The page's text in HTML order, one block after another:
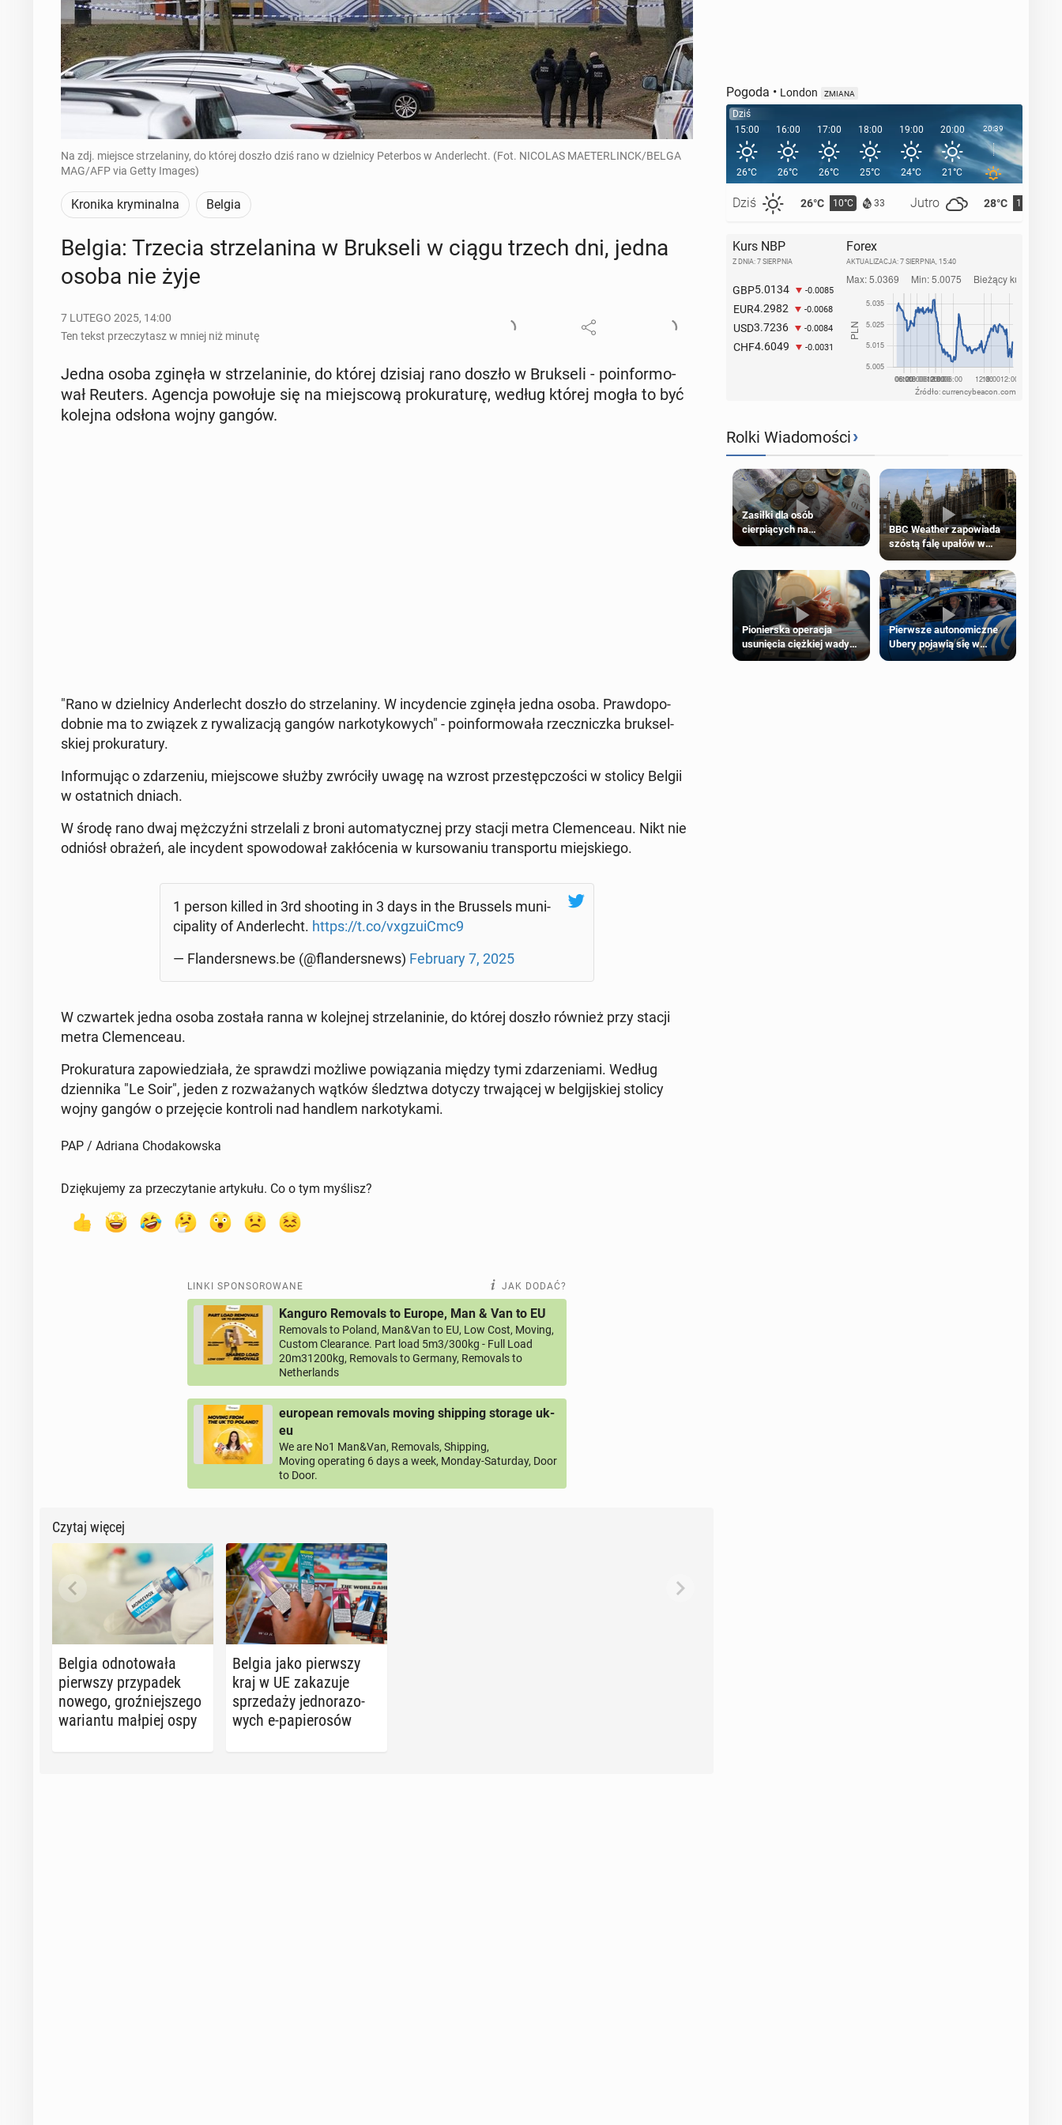
Na zdj. miejsce strzelaniny, do której doszło dziś rano w dzielnicy Peterbos w Anderlecht. (Fot. NICOLAS MAETERLINCK/BELGA
MAG/AFP via Getty Images)
Kronika kryminalna Belgia
Belgia: Trzecia strze­la­ni­na w Bruk­se­li w ciągu trzech dni, jedna
osoba nie żyje
7 LUTEGO 2025, 14:00
Ten tekst przeczytasz w mniej niż minutę
Jedna osoba zginęła w strze­la­ni­nie, do której dzisiaj rano doszło w Bruk­se­li - po­in­for­mo­
wał Reuters. Agencja po­wo­łu­je się na miej­sco­wą pro­ku­ra­tu­rę, według której mogła to być
kolejna odsłona wojny gangów.
"Rano w dziel­ni­cy An­der­lecht doszło do strze­la­ni­ny. W in­cy­den­cie zginęła jedna osoba. Praw­do­po­
dob­nie ma to związek z ry­wa­li­za­cją gangów nar­ko­ty­ko­wych" - po­in­for­mo­wa­ła rzecz­nicz­ka bruk­sel­
skiej pro­ku­ra­tu­ry.
In­for­mu­jąc o zda­rze­niu, miej­sco­we służby zwró­ci­ły uwagę na wzrost prze­stęp­czo­ści w stolicy Belgii
w ostat­nich dniach.
W środę rano dwaj męż­czyź­ni strze­la­li z broni au­to­ma­tycz­nej przy stacji metra Cle­men­ce­au. Nikt nie
odniósł obrażeń, ale in­cy­dent spo­wo­do­wał za­kłó­ce­nia w kur­so­wa­niu trans­por­tu miej­skie­go.
1 person killed in 3rd sho­oting in 3 days in the Brus­sels mu­ni­
ci­pa­li­ty of An­der­lecht. https://t.co/vxg­zu­iCmc9
— Flan­der­snews.be (@flan­der­snews) Fe­bru­ary 7, 2025
W czwar­tek jedna osoba została ranna w ko­lej­nej strze­la­ni­nie, do której doszło również przy stacji
metra Cle­men­ce­au.
Pro­ku­ra­tu­ra za­po­wie­dzia­ła, że spraw­dzi możliwe po­wią­za­nia między tymi zda­rze­nia­mi. Według
dzien­ni­ka "Le Soir", jeden z roz­wa­ża­nych wątków śledz­twa dotyczy trwa­ją­cej w bel­gij­skiej stolicy
wojny gangów o prze­ję­cie kon­tro­li nad handlem nar­ko­ty­ka­mi.
PAP / Adriana Chodakowska
Dziękujemy za przeczytanie artykułu. Co o tym myślisz?
LINKI SPONSOROWANE JAK DODAĆ?
Kanguro Removals to Europe, Man & Van to EU
Removals to Poland, Man&Van to EU, Low Cost, Moving,
Custom Clearance. Part load 5m3/300kg - Full Load
20m31200kg, Removals to Germany, Removals to
Netherlands
european removals moving shipping storage uk-
eu
We are No1 Man&Van, Removals, Shipping,
Moving operating 6 days a week, Monday-Saturday, Door
to Door.
Czytaj więcej
Belgia od­no­to­wa­ła
pierw­szy przy­pa­dek
nowego, groź­niej­sze­go
wa­rian­tu małpiej ospy
Belgia jako pierw­szy
kraj w UE za­ka­zu­je
sprze­da­ży jed­no­ra­zo­
wych e-pa­pie­ro­sów
Pogoda • London ZMIANA
Dziś
15:00
26°C
Dziś 26°C 10°C 33 Jutro 28°C 11°C
16:00
26°C
17:00
26°C
18:00
25°C
19:00
24°C
20:00
21°C
20:39 21:00
Kurs NBP
Z DNIA: 7 SIERPNIA
GBP5.0134 -0.0085
EUR4.2982 -0.0068
USD3.7236 -0.0084
CHF4.6049 -0.0031
Forex
AKTUALIZACJA: 7 SIERPNIA, 15:40
Źródło: currencybeacon.com
Rolki Wiadomości›
Zasiłki dla osób
cierpiących na
schorzenia psychiczne
BBC Weather zapowiada
szóstą falę upałów w
Pionierska operacja
usunięcia ciężkiej wady
wrodzonej płodu w łonie
Pierwsze autonomiczne
Ubery pojawią się w
Londynie jeszcze tego